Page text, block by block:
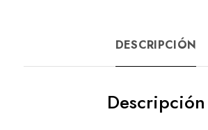
DESCRIPCIÓN
Descripción